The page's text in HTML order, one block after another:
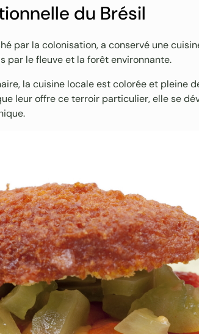
du Brésil
par la colonisation, a conservé une
par le fleuve et la forêt environnante.
la cuisine locale est colorée et pleine
leur offre ce terroir particulier, elle se